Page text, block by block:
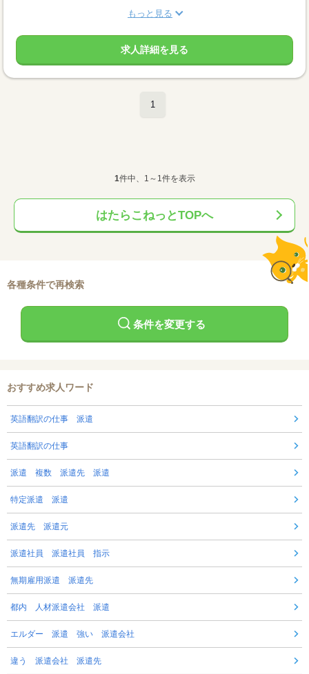
もっと見る
求人詳細を見る
1
1件中、1～1件を表示
はたらこねっとTOPへ
各種条件で再検索
条件を変更する
おすすめ求人ワード
英語翻訳の仕事 派遣
英語翻訳の仕事
派遣 複数 派遣先 派遣
特定派遣 派遣
派遣先 派遣元
派遣社員 派遣社員 指示
無期雇用派遣 派遣先
都内 人材派遣会社 派遣
エルダー 派遣 強い 派遣会社
違う 派遣会社 派遣先